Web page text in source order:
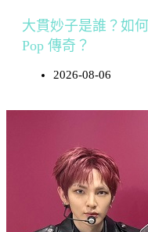
大貫妙子是誰？如
Pop 傳奇？
2026-08-06